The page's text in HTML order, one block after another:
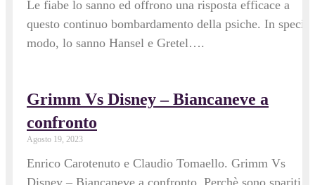
Le fiabe lo sanno ed offrono una risposta efficace a
questo continuo bombardamento della psiche. In special
modo, lo sanno Hansel e Gretel….
Grimm Vs Disney – Biancaneve a
confronto
Agosto 19, 2023
Enrico Carotenuto e Claudio Tomaello. Grimm Vs
Disney – Biancaneve a confronto. Perchè sono spariti il